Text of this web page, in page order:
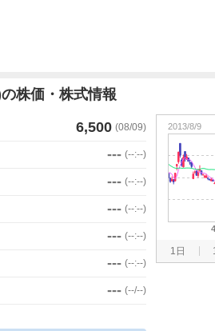
株価・株式情報
6,500 (08/09)
--- (--:--)
--- (--:--)
--- (--:--)
--- (--:--)
--- (--:--)
--- (--/--)
1日
2013/8/9